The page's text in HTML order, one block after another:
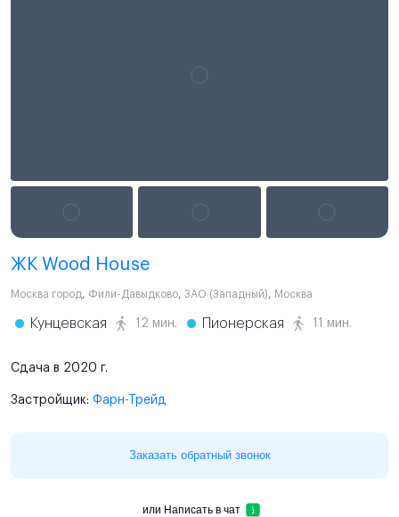
ЖК Wood House
Москва город, Фили-Давыдково, ЗАО (Западный), Москва
Кунцевская 12 мин. Пионерская 11 мин.
Сдача в 2020 г.
Застройщик: Фарн-Трейд
Заказать обратный звонок
или Написать в чат